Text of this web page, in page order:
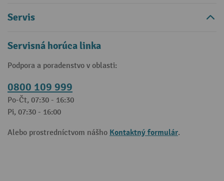
Servis
Servisná horúca linka
Podpora a poradenstvo v oblasti:
0800 109 999
Po-Čt, 07:30 - 16:30
Pi, 07:30 - 16:00
Alebo prostredníctvom nášho Kontaktný formulár.